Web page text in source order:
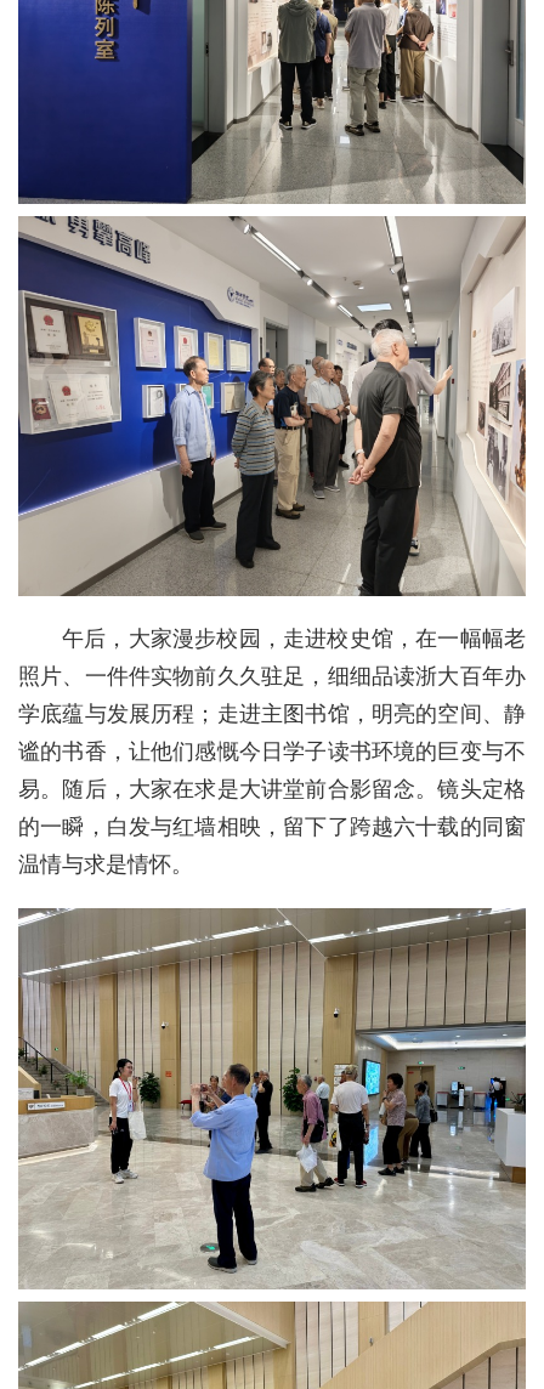
午后，大家漫步校园，走进校史馆，在一幅幅老
照片、一件件实物前久久驻足，细细品读浙大百年办
学底蕴与发展历程；走进主图书馆，明亮的空间、静
谧的书香，让他们感慨今日学子读书环境的巨变与不
易。随后，大家在求是大讲堂前合影留念。镜头定格
的一瞬，白发与红墙相映，留下了跨越六十载的同窗
温情与求是情怀。